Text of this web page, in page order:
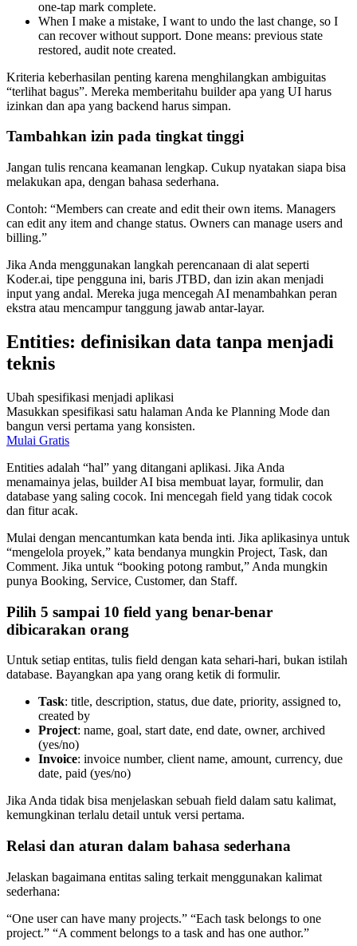
one-tap mark complete.
When I make a mistake, I want to undo the last change, so I
can recover without support. Done means: previous state
restored, audit note created.
Kriteria keberhasilan penting karena menghilangkan ambiguitas
“terlihat bagus”. Mereka memberitahu builder apa yang UI harus
izinkan dan apa yang backend harus simpan.
Tambahkan izin pada tingkat tinggi
Jangan tulis rencana keamanan lengkap. Cukup nyatakan siapa bisa
melakukan apa, dengan bahasa sederhana.
Contoh: “Members can create and edit their own items. Managers
can edit any item and change status. Owners can manage users and
billing.”
Jika Anda menggunakan langkah perencanaan di alat seperti
Koder.ai, tipe pengguna ini, baris JTBD, dan izin akan menjadi
input yang andal. Mereka juga mencegah AI menambahkan peran
ekstra atau mencampur tanggung jawab antar-layar.
Entities: definisikan data tanpa menjadi
teknis
Ubah spesifikasi menjadi aplikasi
Masukkan spesifikasi satu halaman Anda ke Planning Mode dan
bangun versi pertama yang konsisten.
Mulai Gratis
Entities adalah “hal” yang ditangani aplikasi. Jika Anda
menamainya jelas, builder AI bisa membuat layar, formulir, dan
database yang saling cocok. Ini mencegah field yang tidak cocok
dan fitur acak.
Mulai dengan mencantumkan kata benda inti. Jika aplikasinya untuk
“mengelola proyek,” kata bendanya mungkin Project, Task, dan
Comment. Jika untuk “booking potong rambut,” Anda mungkin
punya Booking, Service, Customer, dan Staff.
Pilih 5 sampai 10 field yang benar-benar
dibicarakan orang
Untuk setiap entitas, tulis field dengan kata sehari-hari, bukan istilah
database. Bayangkan apa yang orang ketik di formulir.
Task: title, description, status, due date, priority, assigned to,
created by
Project: name, goal, start date, end date, owner, archived
(yes/no)
Invoice: invoice number, client name, amount, currency, due
date, paid (yes/no)
Jika Anda tidak bisa menjelaskan sebuah field dalam satu kalimat,
kemungkinan terlalu detail untuk versi pertama.
Relasi dan aturan dalam bahasa sederhana
Jelaskan bagaimana entitas saling terkait menggunakan kalimat
sederhana:
“One user can have many projects.” “Each task belongs to one
project.” “A comment belongs to a task and has one author.”